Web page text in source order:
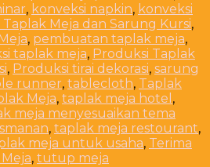
, konveksi napkin, konveksi
Taplak Meja dan Sarung Kursi,
, pembuatan taplak meja,
taplak meja, Produksi Taplak
, Produksi tirai dekorasi, sarung
runner, tablecloth, Taplak
Meja, taplak meja hotel ,
meja menyesuaikan tema
, taplak meja restourant,
meja untuk usaha, Terima
, tutup meja